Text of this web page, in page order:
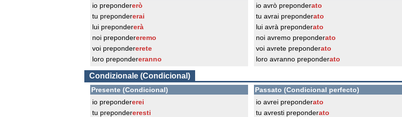
io prepondererò
tu prepondererai
lui prepondererà
noi prepondereremo
voi prepondererete
loro prepondereranno
io avrò preponderato
tu avrai preponderato
lui avrà preponderato
noi avremo preponderato
voi avrete preponderato
loro avranno preponderato
Condizionale (Condicional)
Presente (Condicional)
io prepondererei
tu prepondereresti
Passato (Condicional perfecto)
io avrei preponderato
tu avresti preponderato